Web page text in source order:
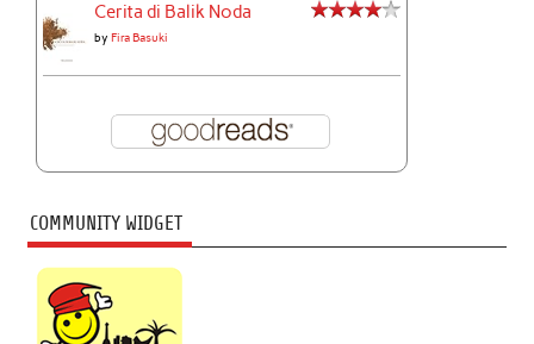
Cerita di Balik Noda
byFira Basuki
COMMUNITY WIDGET